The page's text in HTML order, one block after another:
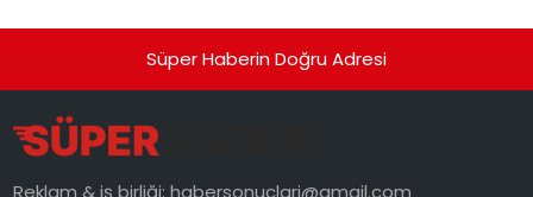
Süper Haberin Doğru Adresi
Reklam & iş birliği:habersonuclari@gmail.com